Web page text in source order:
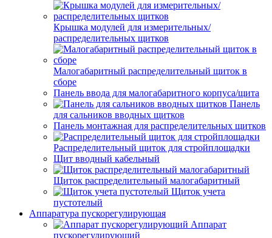
Крышка модулей для измерительных/
распределительных щитков
Малогабаритный распределительный щиток в
сборе
Панель ввода для малогабаритного корпуса/щита
Панель
для сальников вводных щитков
Панель монтажная для распределительных щитков
Распределительный щиток для стройплощадки
Щит вводный кабельный
Щиток распределительный малогабаритный
Щиток учета
пустотелый
Аппаратура пускорегулирующая
Аппарат
пускорегулирующий